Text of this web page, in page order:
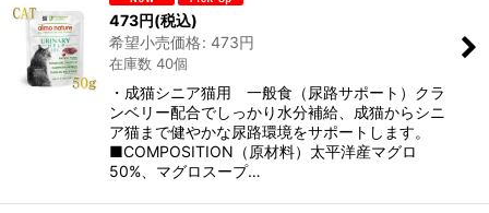
473円(税込)
希望小売価格: 473円
在庫数 40個
・成猫シニア猫用 一般食（尿路サポート）クラ
ンベリー配合でしっかり水分補給、成猫からシニ
ア猫まで健やかな尿路環境をサポートします。
■COMPOSITION（原材料）太平洋産マグロ
50%、マグロスープ…